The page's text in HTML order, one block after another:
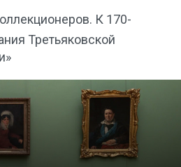
К 170-
Третьяковской